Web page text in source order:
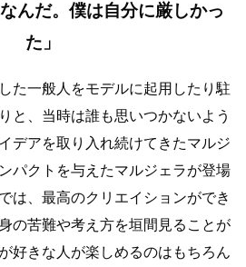
んだ。僕は自分に厳しかっ
た」
た一般人をモデルに起用したり駐
と、当時は誰も思いつかないよう
デアを取り入れ続けてきたマルジ
パクトを与えたマルジェラが登場
は、最高のクリエイションができ
の苦難や考え方を垣間見ることが
好きな人が楽しめるのはもちろん